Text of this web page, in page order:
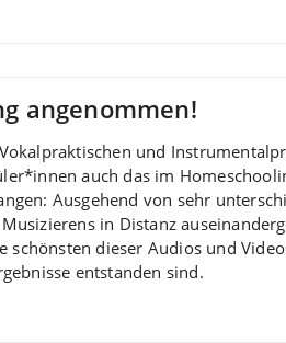
angenommen!
und
auch das im
Ausgehend von sehr
in Distanz
schönsten dieser Audios und
entstanden sind.